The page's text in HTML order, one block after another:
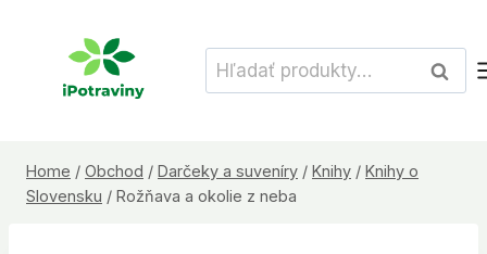
Hľadať:
Home / Obchod / Darčeky a suveníry / Knihy / Knihy o
Slovensku / Rožňava a okolie z neba